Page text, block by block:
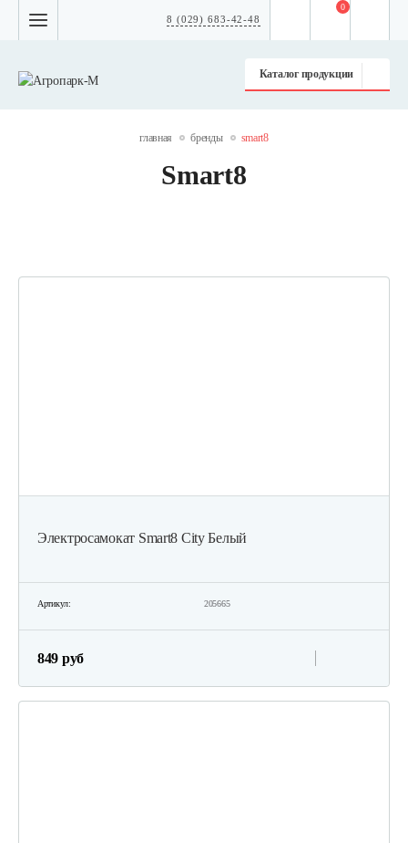
8 (029) 683-42-48
Каталог продукции
0
главная бренды smart8
Smart8
Электросамокат Smart8 City Белый
Артикул: 205665
849 руб